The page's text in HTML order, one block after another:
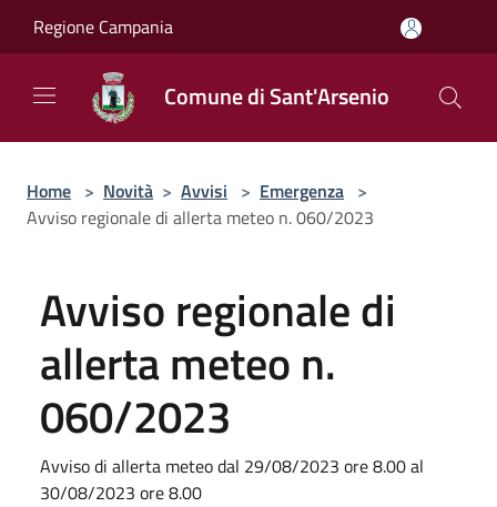
Regione Campania
Comune di Sant'Arsenio
Home > Novità > Avvisi > Emergenza >
Avviso regionale di allerta meteo n. 060/2023
Avviso regionale di
allerta meteo n.
060/2023
Avviso di allerta meteo dal 29/08/2023 ore 8.00 al
30/08/2023 ore 8.00